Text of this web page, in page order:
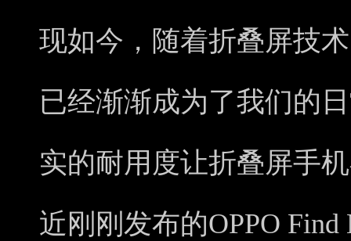
现如今，随着折叠屏技
已经渐渐成为了我们的
实的耐用度让折叠屏手
近刚刚发布的OPPO